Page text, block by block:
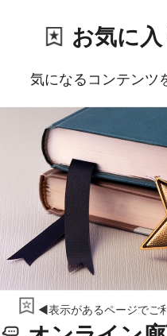
お気に
気になるコンテンツ
◀表示があるページでご